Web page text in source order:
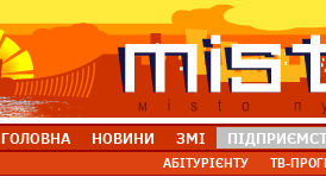
ГОЛОВНА НОВИНИ ЗМІ
АБІТУРІЄНТУ ТВ-